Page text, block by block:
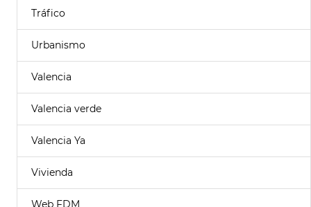
Tráfico
Urbanismo
Valencia
Valencia verde
Valencia Ya
Vivienda
Web FDM